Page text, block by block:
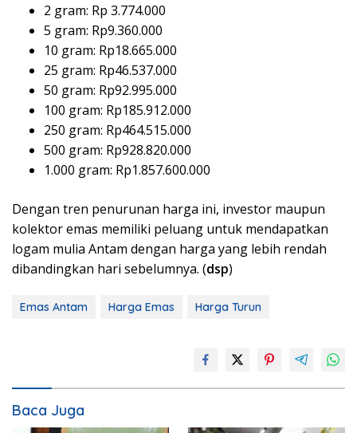
2 gram: Rp 3.774.000
5 gram: Rp9.360.000
10 gram: Rp18.665.000
25 gram: Rp46.537.000
50 gram: Rp92.995.000
100 gram: Rp185.912.000
250 gram: Rp464.515.000
500 gram: Rp928.820.000
1.000 gram: Rp1.857.600.000
Dengan tren penurunan harga ini, investor maupun
kolektor emas memiliki peluang untuk mendapatkan
logam mulia Antam dengan harga yang lebih rendah
dibandingkan hari sebelumnya. (dsp)
Emas Antam Harga Emas Harga Turun
Baca Juga